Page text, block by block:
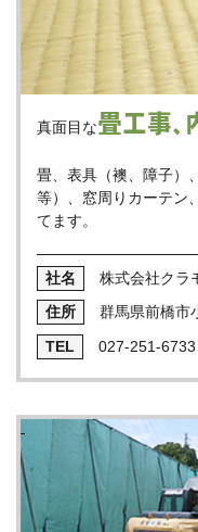
真面目な畳工事
畳、表具（襖、障子）
等）、窓周りカーテン
てます。
株式会社クラ
群馬県前橋市
027-251-6733